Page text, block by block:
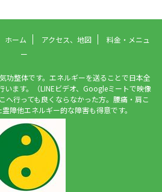
ホーム アクセス、地図
料金・メニュ
ー
功整体です。エネルギーを送ることで日本全
います。（LINEビデオ、Googleミートで映像
へ行っても良くならなかった方。腰痛・肩こ
障他エネルギー的な障害も得意です。